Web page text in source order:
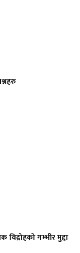
गम्भीर मुद्दा